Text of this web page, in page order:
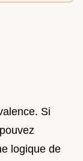
Si
logique de